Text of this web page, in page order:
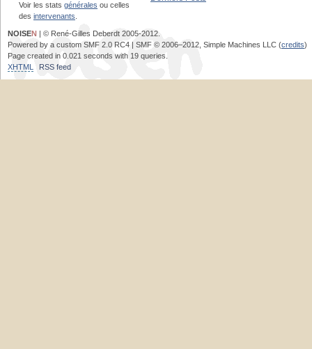
Voir les stats générales ou celles
des intervenants
NOISEN | © René-Gilles Deberdt 2005-2012.
Powered by a custom SMF 2.0 RC4 | SMF © 2006–2012, Simple Machines LLC (credits)
Page created in 0.021 seconds with 19 queries.
XHTML
RSS feed